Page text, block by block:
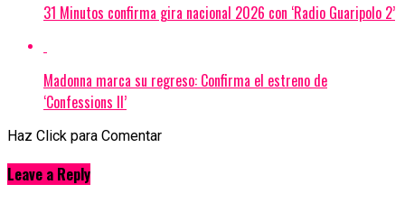
31 Minutos confirma gira nacional 2026 con ‘Radio Guaripolo 2’
Madonna marca su regreso: Confirma el estreno de
‘Confessions II’
Haz Click para Comentar
Leave a Reply